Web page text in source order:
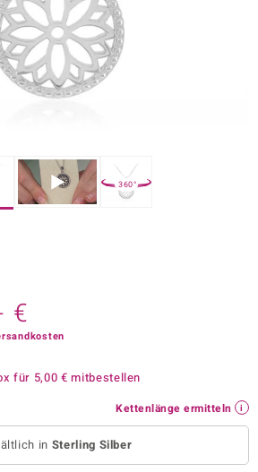
360°
€
für 5,00 € mitbestellen
Kettenlänge ermitteln
in Sterling Silber